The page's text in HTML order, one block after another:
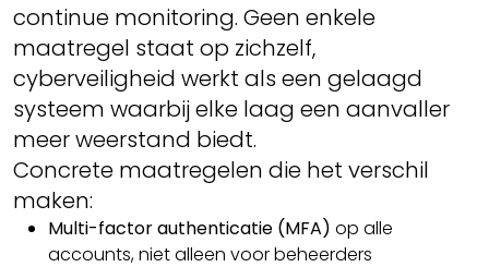
continue monitoring. Geen enkele
maatregel staat op zichzelf,
cyberveiligheid werkt als een gelaagd
systeem waarbij elke laag een aanvaller
meer weerstand biedt.
Concrete maatregelen die het verschil
maken:
Multi-factor authenticatie (MFA) op alle
accounts, niet alleen voor beheerders